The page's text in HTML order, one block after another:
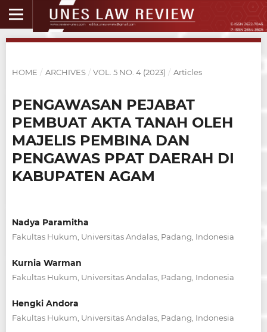
HOME / ARCHIVES / VOL. 5 NO. 4 (2023) / Articles
PENGAWASAN PEJABAT
PEMBUAT AKTA TANAH OLEH
MAJELIS PEMBINA DAN
PENGAWAS PPAT DAERAH DI
KABUPATEN AGAM
Nadya Paramitha
Fakultas Hukum, Universitas Andalas, Padang, Indonesia
Kurnia Warman
Fakultas Hukum, Universitas Andalas, Padang, Indonesia
Hengki Andora
Fakultas Hukum, Universitas Andalas, Padang, Indonesia